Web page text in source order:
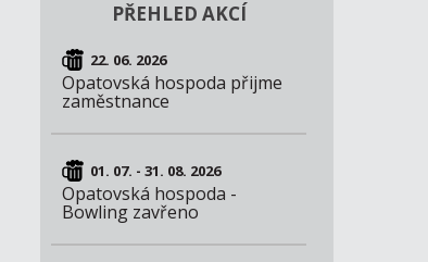
PŘEHLED AKCÍ
22. 06. 2026
Opatovská hospoda přijme
zaměstnance
01. 07. - 31. 08. 2026
Opatovská hospoda -
Bowling zavřeno